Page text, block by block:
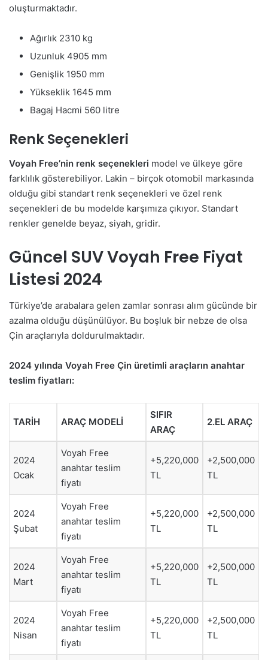
oluşturmaktadır.
Ağırlık 2310 kg
Uzunluk 4905 mm
Genişlik 1950 mm
Yükseklik 1645 mm
Bagaj Hacmi 560 litre
Renk Seçenekleri
Voyah Free’nin renk seçenekleri model ve ülkeye göre
farklılık gösterebiliyor. Lakin – birçok otomobil markasında
olduğu gibi standart renk seçenekleri ve özel renk
seçenekleri de bu modelde karşımıza çıkıyor. Standart
renkler genelde beyaz, siyah, gridir.
Güncel SUV Voyah Free Fiyat
Listesi 2024
Türkiye’de arabalara gelen zamlar sonrası alım gücünde bir
azalma olduğu düşünülüyor. Bu boşluk bir nebze de olsa
Çin araçlarıyla doldurulmaktadır.
2024 yılında Voyah Free Çin üretimli araçların anahtar
teslim fiyatları:
TARİH ARAÇ MODELİ
SIFIR
ARAÇ
2.EL ARAÇ
2024
Ocak
Voyah Free
anahtar teslim
fiyatı
+5,220,000
TL
+2,500,000
TL
2024
Şubat
Voyah Free
anahtar teslim
fiyatı
+5,220,000
TL
+2,500,000
TL
2024
Mart
Voyah Free
anahtar teslim
fiyatı
+5,220,000
TL
+2,500,000
TL
2024
Nisan
Voyah Free
anahtar teslim
fiyatı
+5,220,000
TL
+2,500,000
TL